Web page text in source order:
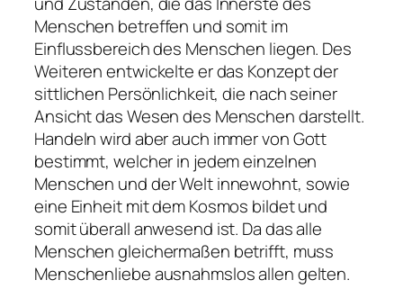
Menschen betreffen und somit im
Einflussbereich des Menschen liegen. Des
Weiteren entwickelte er das Konzept der
sittlichen Persönlichkeit, die nach seiner
Ansicht das Wesen des Menschen darstellt.
Handeln wird aber auch immer von Gott
bestimmt, welcher in jedem einzelnen
Menschen und der Welt innewohnt, sowie
eine Einheit mit dem Kosmos bildet und
somit überall anwesend ist. Da das alle
Menschen gleichermaßen betrifft, muss
Menschenliebe ausnahmslos allen gelten.